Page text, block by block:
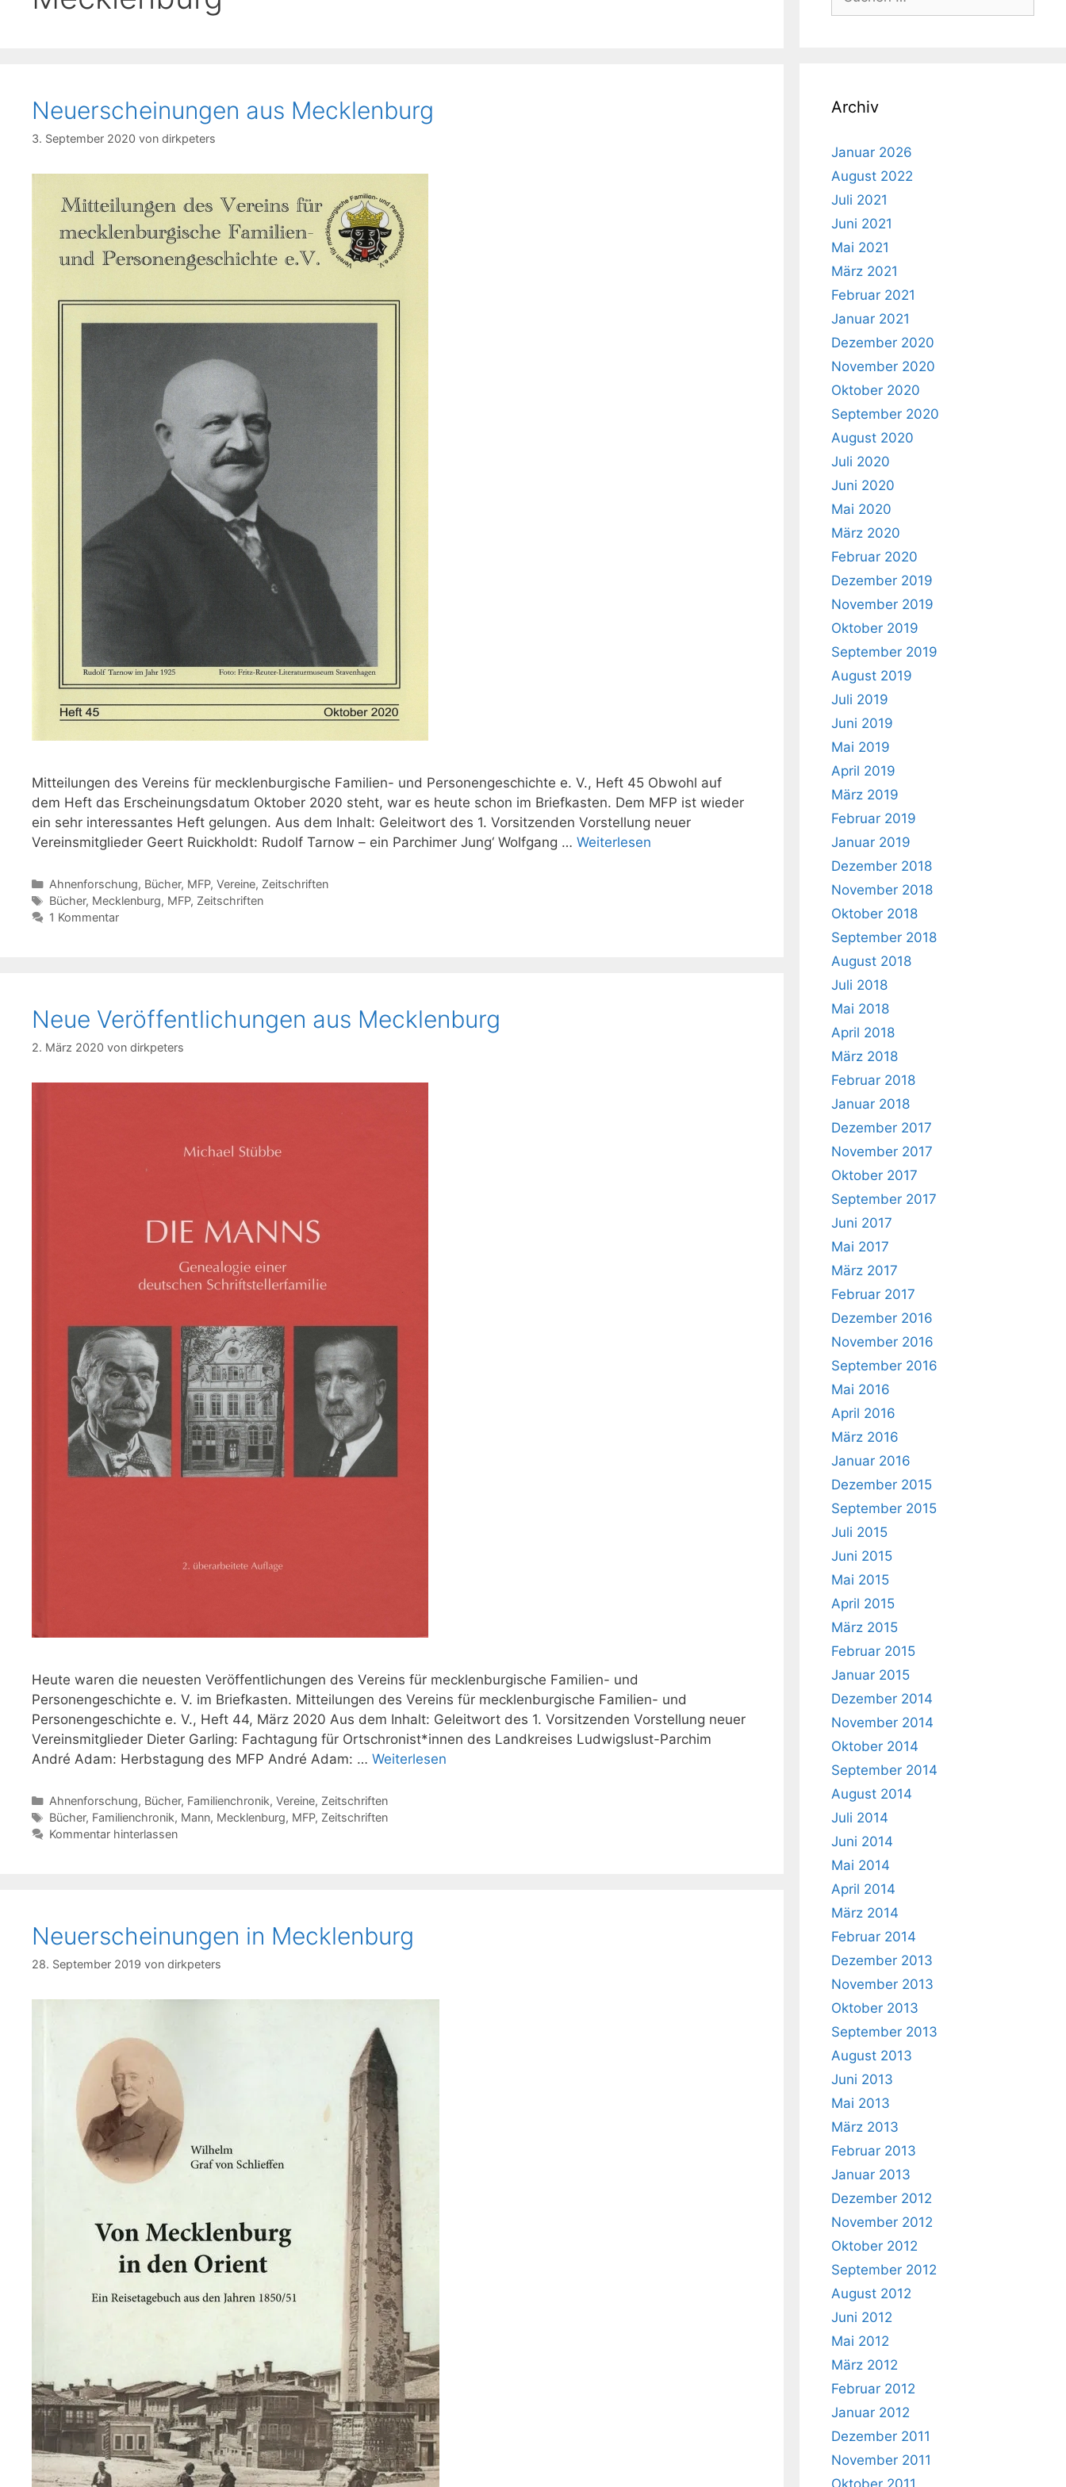
Neuerscheinungen aus Mecklenburg
3. September 2020 von dirkpeters
Mitteilungen des Vereins für mecklenburgische Familien- und Personengeschichte e. V., Heft 45 Obwohl auf
dem Heft das Erscheinungsdatum Oktober 2020 steht, war es heute schon im Briefkasten. Dem MFP ist wieder
ein sehr interessantes Heft gelungen. Aus dem Inhalt: Geleitwort des 1. Vorsitzenden Vorstellung neuer
Vereinsmitglieder Geert Ruickholdt: Rudolf Tarnow – ein Parchimer Jung‘ Wolfgang … Weiterlesen
Kategorien
Ahnenforschung, Bücher, MFP, Vereine, Zeitschriften
Schlagwörter
Bücher, Mecklenburg, MFP, Zeitschriften
1 Kommentar
Neue Veröffentlichungen aus Mecklenburg
2. März 2020 von dirkpeters
Heute waren die neuesten Veröffentlichungen des Vereins für mecklenburgische Familien- und
Personengeschichte e. V. im Briefkasten. Mitteilungen des Vereins für mecklenburgische Familien- und
Personengeschichte e. V., Heft 44, März 2020 Aus dem Inhalt: Geleitwort des 1. Vorsitzenden Vorstellung neuer
Vereinsmitglieder Dieter Garling: Fachtagung für Ortschronist*innen des Landkreises Ludwigslust-Parchim
André Adam: Herbstagung des MFP André Adam: … Weiterlesen
Kategorien
Ahnenforschung, Bücher, Familienchronik, Vereine, Zeitschriften
Schlagwörter
Bücher, Familienchronik, Mann, Mecklenburg, MFP, Zeitschriften
Kommentar hinterlassen
Neuerscheinungen in Mecklenburg
28. September 2019 von dirkpeters
nach:
Archiv
Januar 2026
August 2022
Juli 2021
Juni 2021
Mai 2021
März 2021
Februar 2021
Januar 2021
Dezember 2020
November 2020
Oktober 2020
September 2020
August 2020
Juli 2020
Juni 2020
Mai 2020
März 2020
Februar 2020
Dezember 2019
November 2019
Oktober 2019
September 2019
August 2019
Juli 2019
Juni 2019
Mai 2019
April 2019
März 2019
Februar 2019
Januar 2019
Dezember 2018
November 2018
Oktober 2018
September 2018
August 2018
Juli 2018
Mai 2018
April 2018
März 2018
Februar 2018
Januar 2018
Dezember 2017
November 2017
Oktober 2017
September 2017
Juni 2017
Mai 2017
März 2017
Februar 2017
Dezember 2016
November 2016
September 2016
Mai 2016
April 2016
März 2016
Januar 2016
Dezember 2015
September 2015
Juli 2015
Juni 2015
Mai 2015
April 2015
März 2015
Februar 2015
Januar 2015
Dezember 2014
November 2014
Oktober 2014
September 2014
August 2014
Juli 2014
Juni 2014
Mai 2014
April 2014
März 2014
Februar 2014
Dezember 2013
November 2013
Oktober 2013
September 2013
August 2013
Juni 2013
Mai 2013
März 2013
Februar 2013
Januar 2013
Dezember 2012
November 2012
Oktober 2012
September 2012
August 2012
Juni 2012
Mai 2012
März 2012
Februar 2012
Januar 2012
Dezember 2011
November 2011
Oktober 2011